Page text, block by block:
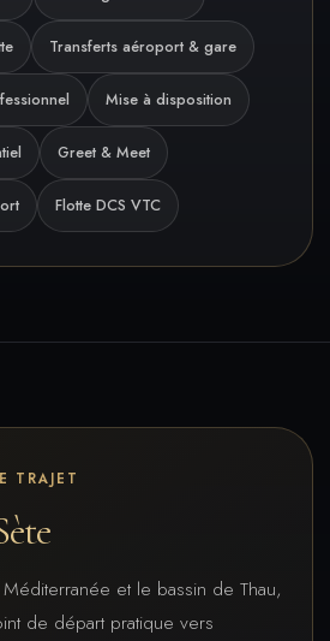
Transferts aéroport & gare
Mise à disposition
Greet & Meet
Flotte DCS VTC
TRAJET
et le bassin de Thau,
de départ pratique vers